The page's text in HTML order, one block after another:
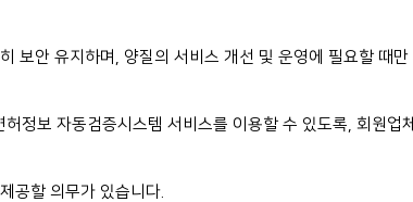
보안 유지하며, 양질의 서비스 개선 및 운영에 필요할 때
정보 자동검증시스템 서비스를 이용할 수 있도록, 회원업
공할 의무가 있습니다.